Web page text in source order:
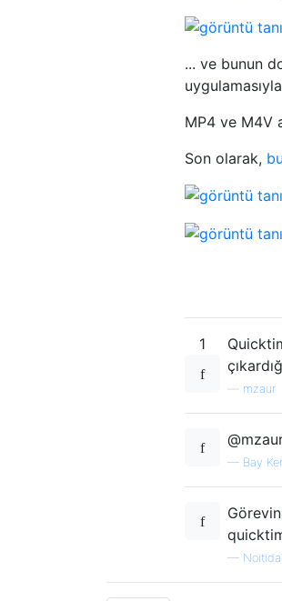
... ve bunun
MP4 ve M4V
Son olarak,
1
mzaur
— Bay
—